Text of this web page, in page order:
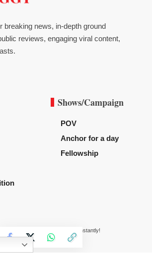
breaking news, in-depth ground
reviews, engaging viral content,
Shows/Campaign
POV
Anchor for a day
Fellowship
to get our newest articles instantly!